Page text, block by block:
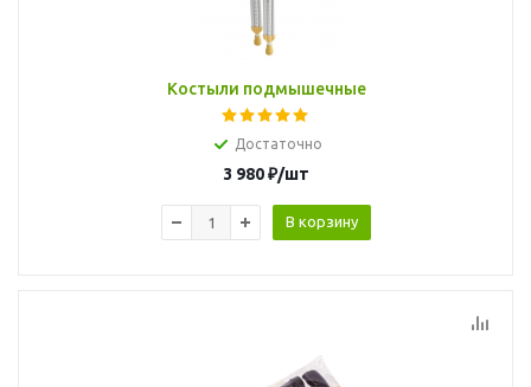
Костыли подмышечные
Достаточно
3 980₽/шт
В корзину